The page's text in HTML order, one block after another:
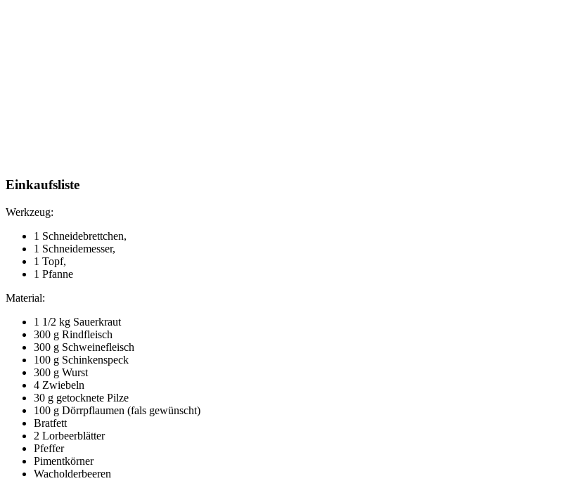
Einkaufsliste
Werkzeug:
1 Schneidebrettchen,
1 Schneidemesser,
1 Topf,
1 Pfanne
Material:
1 1/2 kg Sauerkraut
300 g Rindfleisch
300 g Schweinefleisch
100 g Schinkenspeck
300 g Wurst
4 Zwiebeln
30 g getocknete Pilze
100 g Dörrpflaumen (fals gewünscht)
Bratfett
2 Lorbeerblätter
Pfeffer
Pimentkörner
Wacholderbeeren